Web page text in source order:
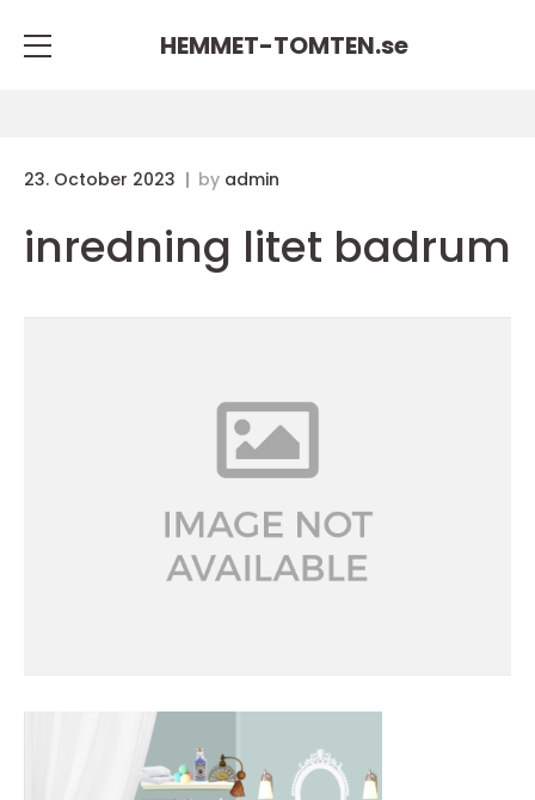
HEMMET-TOMTEN.se
23. October 2023 by admin
inredning litet badrum